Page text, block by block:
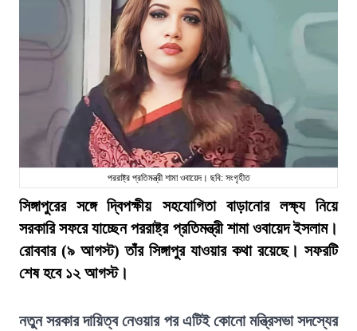
পররাষ্ট্র প্রতিমন্ত্রী শামা ওবায়েদ। ছবি: সংগৃহীত
সিঙ্গাপুরের সঙ্গে দ্বিপক্ষীয় সহযোগিতা বাড়ানোর লক্ষ্য নিয়ে
সরকারি সফরে যাচ্ছেন পররাষ্ট্র প্রতিমন্ত্রী শামা ওবায়েদ ইসলাম।
রোববার (৯ আগস্ট) তাঁর সিঙ্গাপুর যাওয়ার কথা রয়েছে। সফরটি
শেষ হবে ১২ আগস্ট।
নতুন সরকার দায়িত্ব নেওয়ার পর এটিই কোনো মন্ত্রিসভা সদস্যের